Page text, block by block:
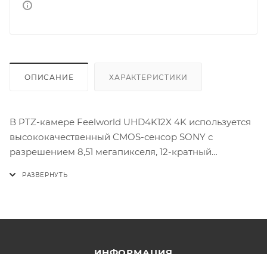
ОПИСАНИЕ ХАРАКТЕРИСТИКИ
В PTZ-камере Feelworld UHD4K12X 4K используется
высококачественный CMOS-сенсор SONY с
разрешением 8,51 мегапикселя, 12-кратный